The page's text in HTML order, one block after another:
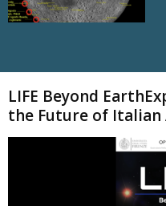
LIFE Beyond
the Future of